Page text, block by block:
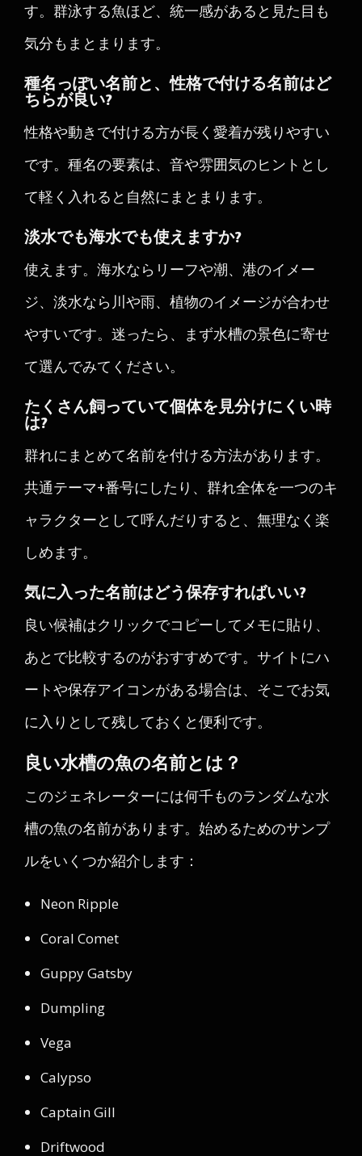
す。群泳する魚ほど、統一感があると見た目も
気分もまとまります。
種名っぽい名前と、性格で付ける名前はど
ちらが良い?
性格や動きで付ける方が長く愛着が残りやすい
です。種名の要素は、音や雰囲気のヒントとし
て軽く入れると自然にまとまります。
淡水でも海水でも使えますか?
使えます。海水ならリーフや潮、港のイメー
ジ、淡水なら川や雨、植物のイメージが合わせ
やすいです。迷ったら、まず水槽の景色に寄せ
て選んでみてください。
たくさん飼っていて個体を見分けにくい時
は?
群れにまとめて名前を付ける方法があります。
共通テーマ+番号にしたり、群れ全体を一つのキ
ャラクターとして呼んだりすると、無理なく楽
しめます。
気に入った名前はどう保存すればいい?
良い候補はクリックでコピーしてメモに貼り、
あとで比較するのがおすすめです。サイトにハ
ートや保存アイコンがある場合は、そこでお気
に入りとして残しておくと便利です。
良い水槽の魚の名前とは？
このジェネレーターには何千ものランダムな水
槽の魚の名前があります。始めるためのサンプ
ルをいくつか紹介します：
Neon Ripple
Coral Comet
Guppy Gatsby
Dumpling
Vega
Calypso
Captain Gill
Driftwood